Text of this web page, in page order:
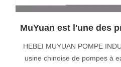
HEBEI MUYUAN POMPE
usine chinoise de pompes à